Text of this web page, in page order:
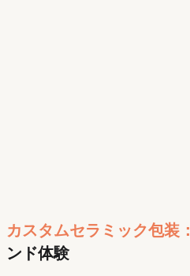
カスタムセラミック包装：
ンド体験